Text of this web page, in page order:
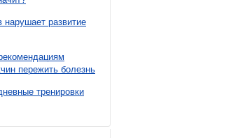
нарушает развитие
пережить болезнь
тренировки